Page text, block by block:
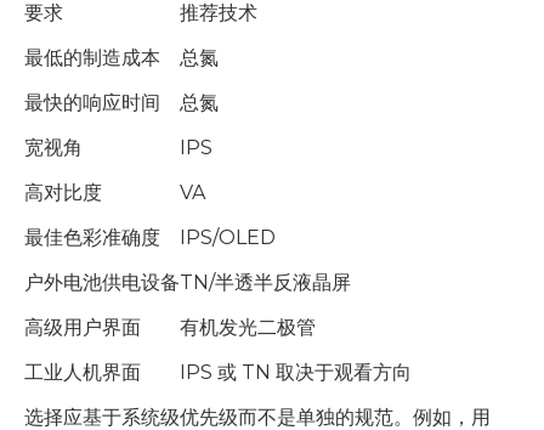
要求
推荐技术
最低的制造成本
总氮
最快的响应时间
总氮
宽视角
IPS
高对比度
VA
最佳色彩准确度
IPS/OLED
户外电池供电设备TN/半透半反液晶屏
高级用户界面
有机发光二极管
工业人机界面
IPS 或 TN 取决于观看方向
选择应基于系统级优先级而不是单独的规范。例如，用